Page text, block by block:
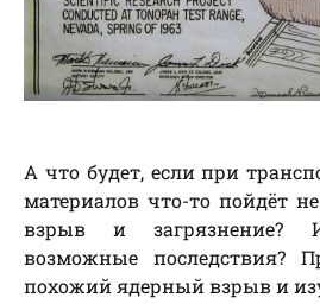
А что будет, если при
материалов что-то пойдёт
взрыв и загрязнение?
возможные последствия?
похожий ядерный взрыв и